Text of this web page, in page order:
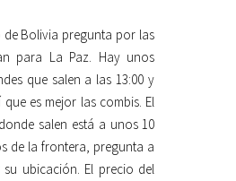
de Bolivia pregunta por las
para La Paz. Hay unos
que salen a las 13:00 y
es mejor las combis. El
salen está a unos 10
de la frontera, pregunta a
ubicación. El precio del